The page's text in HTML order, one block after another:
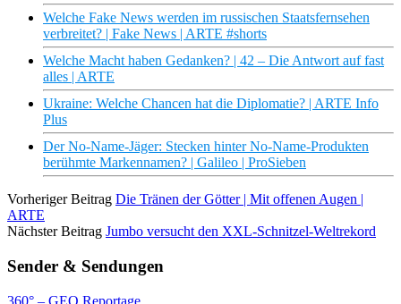
Welche Fake News werden im russischen Staatsfernsehen
verbreitet? | Fake News | ARTE #shorts
Welche Macht haben Gedanken? | 42 – Die Antwort auf fast
alles | ARTE
Ukraine: Welche Chancen hat die Diplomatie? | ARTE Info
Plus
Der No-Name-Jäger: Stecken hinter No-Name-Produkten
berühmte Markennamen? | Galileo | ProSieben
Vorheriger Beitrag Die Tränen der Götter | Mit offenen Augen |
ARTE
Nächster Beitrag Jumbo versucht den XXL-Schnitzel-Weltrekord
Sender & Sendungen
360° – GEO Reportage